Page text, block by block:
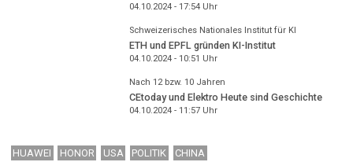
04.10.2024 - 17:54Uhr
Schweizerisches Nationales Institut für KI
ETH und EPFL gründen KI-Institut
04.10.2024 - 10:51 Uhr
Nach 12 bzw. 10 Jahren
CEtoday und Elektro Heute sind Geschichte
04.10.2024 - 11:57Uhr
HUAWEI HONOR USA POLITIK CHINA